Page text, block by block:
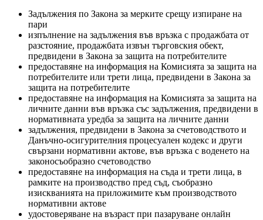
Задължения по Закона за мерките срещу изпиране на
пари
изпълнение на задължения във връзка с продажбата от
разстояние, продажбата извън търговския обект,
предвидени в Закона за защита на потребителите
предоставяне на информация на Комисията за защита на
потребителите или трети лица, предвидени в Закона за
защита на потребителите
предоставяне на информация на Комисията за защита на
личните данни във връзка със задължения, предвидени в
нормативната уредба за защита на личните данни
задължения, предвидени в Закона за счетоводството и
Данъчно-осигурителния процесуален кодекс и други
свързани нормативни актове, във връзка с воденето на
законосъобразно счетоводство
предоставяне на информация на съда и трети лица, в
рамките на производство пред съд, съобразно
изискванията на приложимите към производството
нормативни актове
удостоверяване на възраст при пазаруване онлайн